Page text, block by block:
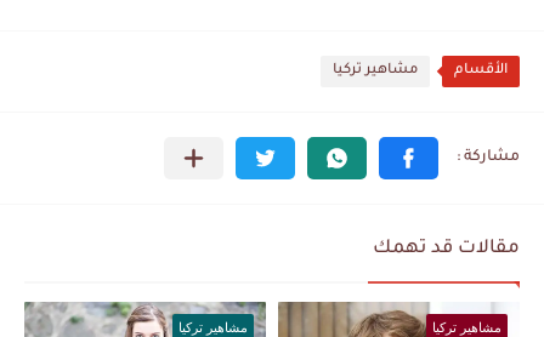
الأقسام مشاهير تركيا
مقالات قد تهمك
مشاهير تركيا مشاهير تركيا